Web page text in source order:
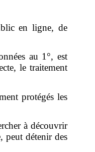
en ligne, de
au 1°, est
le traitement
protégés les
à découvrir
peut détenir des